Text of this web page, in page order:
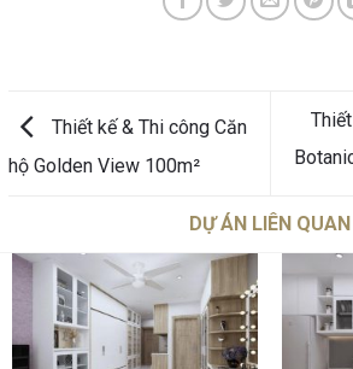
Thiết kế & Thi công Căn
hộ Golden View 100m²
DỰ ÁN LIÊN QUAN